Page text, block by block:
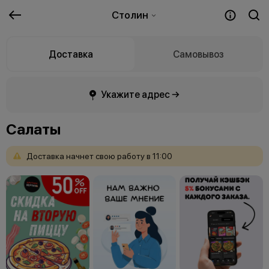
Столин
Доставка Самовывоз
Укажите адрес →
Салаты
Доставка начнет свою работу в 11:00